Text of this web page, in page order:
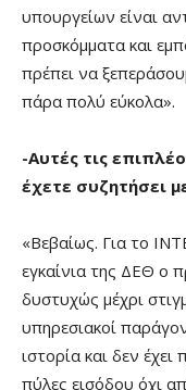
υπουργείων είναι
προσκόμματα και
πρέπει να
πάρα πολύ εύκολα».
-Αυτές τις
έχετε συζητήσει
«Βεβαίως. Για το
εγκαίνια της ΔΕΘ ο
δυστυχώς μέχρι
υπηρεσιακοί
ιστορία και δεν έχει
πύλες εισόδου όχι